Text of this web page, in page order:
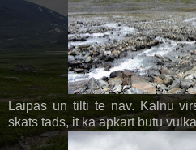
Laipas un tilti te nav. Kalnu
skats tāds, it kā apkārt būtu